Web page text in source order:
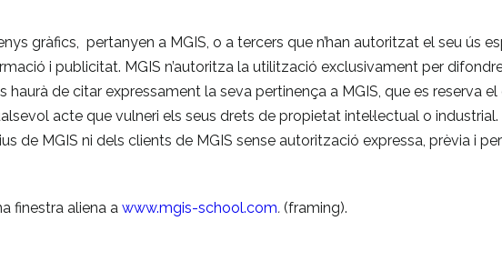
gràfics, pertanyen a MGIS, o a tercers que n’han autoritzat el seu ús
i publicitat. MGIS n’autoritza la utilització exclusivament per
de citar expressament la seva pertinença a MGIS, que es reserva
acte que vulneri els seus drets de propietat intel·lectual o industrial.
de MGIS ni dels clients de MGIS sense autorització expressa, prèvia i
finestra aliena a www.mgis-school.com. (framing).